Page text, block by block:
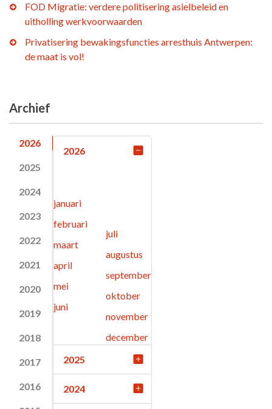
FOD Migratie: verdere politisering asielbeleid en
uitholling werkvoorwaarden
Privatisering bewakingsfuncties arresthuis Antwerpen:
de maat is vol!
Archief
2026
2025
2024
2023
2022
2021
2020
2019
2018
2017
2016
2026
januari
februari
maart
april
mei
juni
juli
augustus
september
oktober
november
december
2025
2024